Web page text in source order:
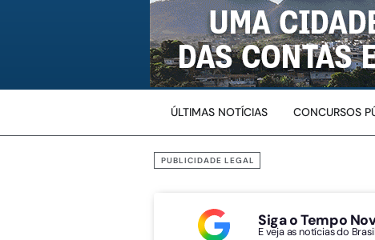
ÚLTIMAS NOTÍCIAS CONCURSOS
PUBLICIDADE LEGAL
Siga o Tempo
E veja as notícias do